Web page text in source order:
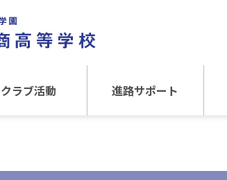
クラブ活動 進路サポート